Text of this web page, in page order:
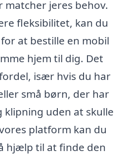
matcher jeres behov.
fleksibilitet, kan du
at bestille en mobil
hjem til dig. Det
især hvis du har
små børn, der har
uden at skulle
platform kan du
hjælp til at finde den